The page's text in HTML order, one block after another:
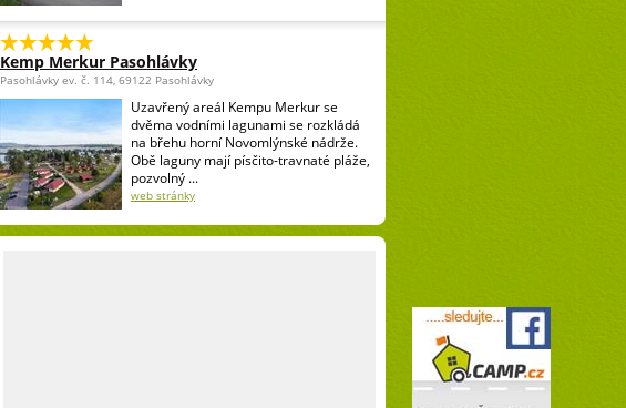
Kemp Merkur Pasohlávky
Pasohlávky ev. č. 114, 69122 Pasohlávky
Uzavřený areál Kempu Merkur se
dvěma vodními lagunami se rozkládá
na břehu horní Novomlýnské nádrže.
Obě laguny mají písčito-travnaté pláže,
pozvolný ...
web stránky